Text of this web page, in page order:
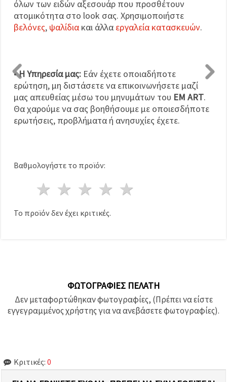
όλων των ειδών αξεσουάρ που προσθέτουν
ατομικότητα στο look σας. Χρησιμοποιήστε
βελόνες, ψαλίδια και άλλα εργαλεία κατασκευών.
•Η Υπηρεσία μας: Εάν έχετε οποιαδήποτε
ερώτηση, μη διστάσετε να επικοινωνήσετε μαζί
μας απευθείας μέσω του μηνυμάτων του EM ART.
Θα χαρούμε να σας βοηθήσουμε με οποιεσδήποτε
ερωτήσεις, προβλήματα ή ανησυχίες έχετε.
Βαθμολογήστε το προϊόν:
4 Αστέρια
3 Αστέρια
2 Αστέρια
1 Αστέρι
Το προϊόν δεν έχει κριτικές.
ΦΩΤΟΓΡΑΦΊΕΣ ΠΕΛΆΤΗ
Δεν μεταφορτώθηκαν φωτογραφίες, (Πρέπει να είστε
εγγεγραμμένος χρήστης για να ανεβάσετε φωτογραφίες).
Κριτικές: 0